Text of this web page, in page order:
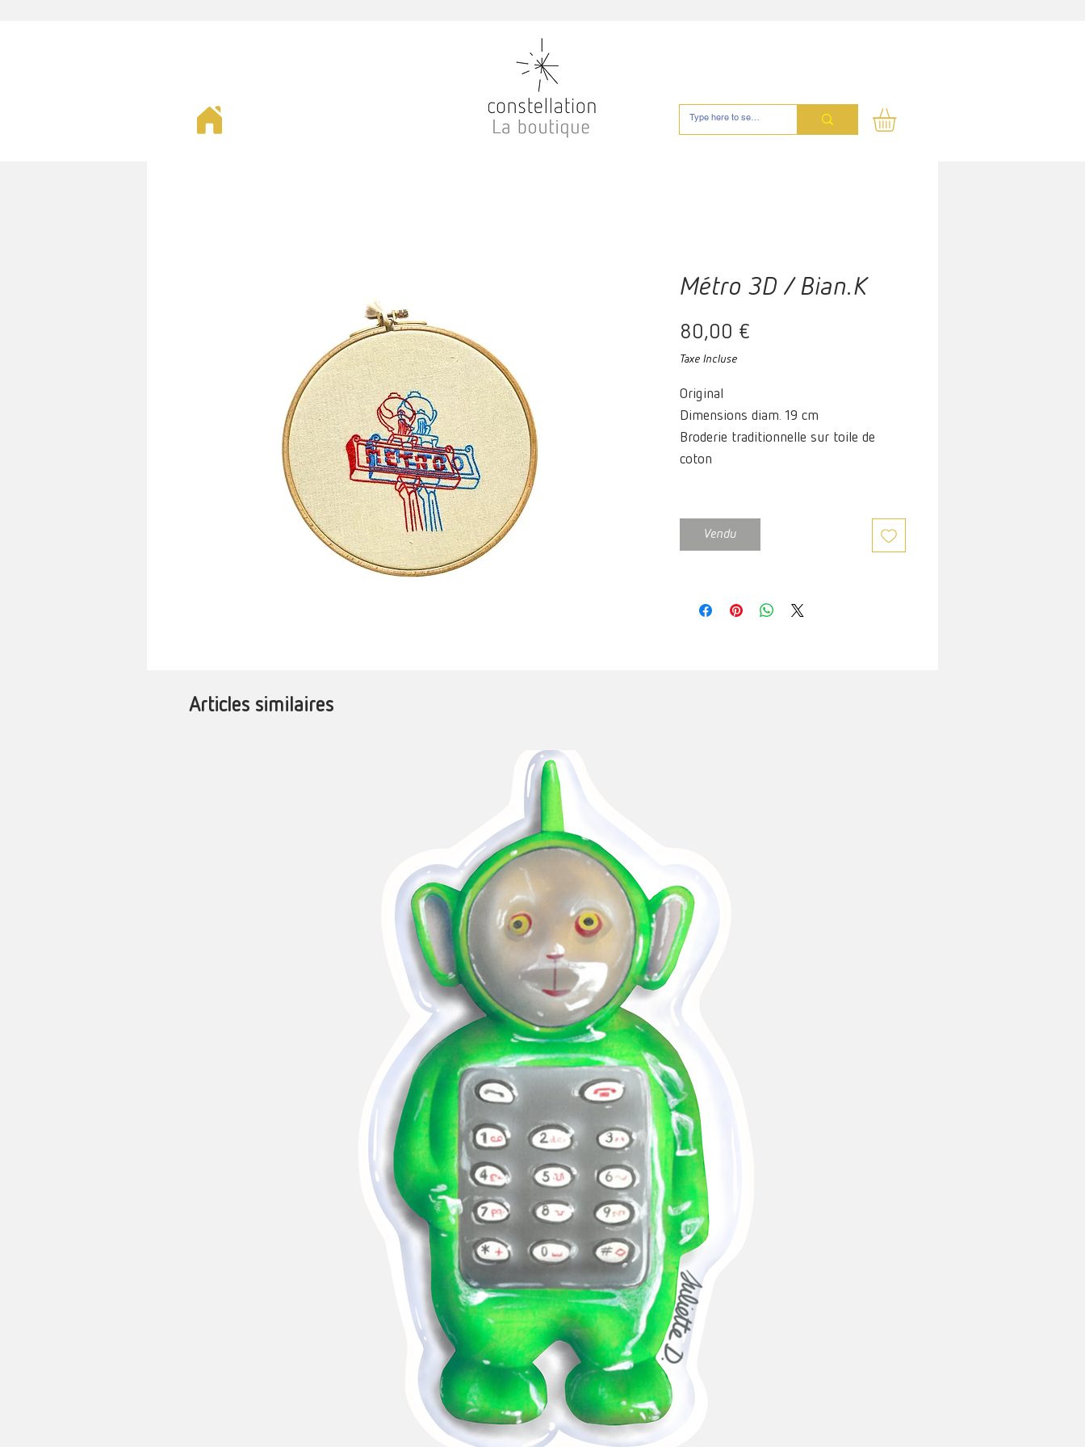
Métro 3D / Bian.K
80,00 €
Taxe Incluse
Original
Dimensions diam. 19 cm
Broderie traditionnelle sur toile de
coton
Vendu
Articles similaires